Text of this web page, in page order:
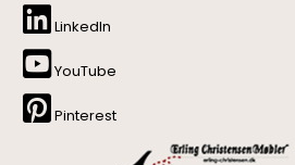
LinkedIn
YouTube
Pinterest